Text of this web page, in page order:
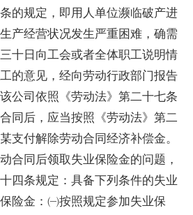
的规定，即用人单位濒临破产进
产经营状况发生严重困难，确需
十日向工会或者全体职工说明情
的意见，经向劳动行政部门报告
公司依照《劳动法》第二十七条
同后，应当按照《劳动法》第二
支付解除劳动合同经济补偿金。
合同后领取失业保险金的问题，
四条规定：具备下列条件的失业
险金：㈠按照规定参加失业保